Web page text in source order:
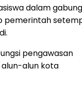
dalam
pengawasan
alun-alun kota